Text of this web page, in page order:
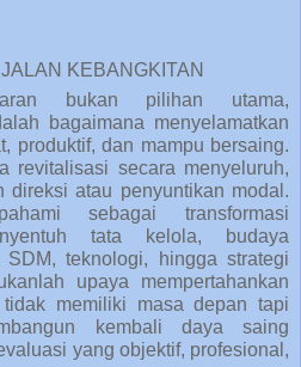
KEBANGKITAN
bukan pilihan utama,
bagaimana menyelamatkan
produktif, dan mampu bersaing.
revitalisasi secara menyeluruh,
direksi atau penyuntikan modal.
sebagai transformasi
tata kelola, budaya
teknologi, hingga strategi
upaya mempertahankan
memiliki masa depan tapi
kembali daya saing
yang objektif, profesional,